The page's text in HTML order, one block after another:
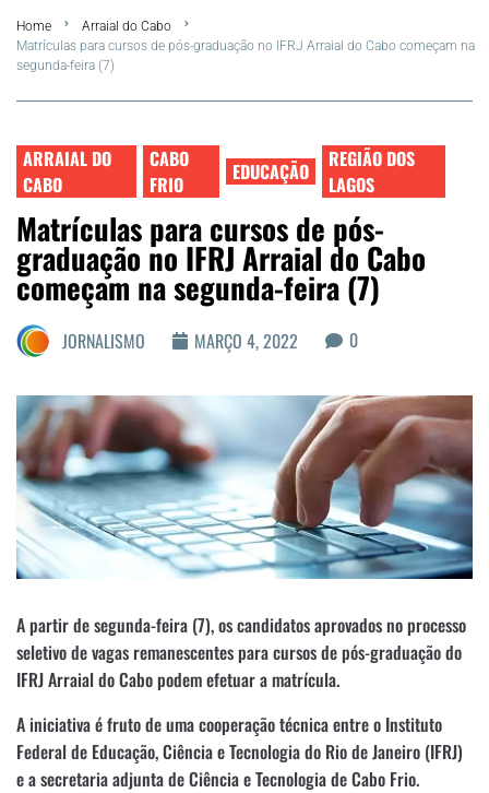
FLA Araru 2026
Araruama
Região dos Lagos
Agenda Cultural
Colunistas
Matérias Exclusivas
Home
Arraial do Cabo
Matrículas para cursos de pós-graduação no IFRJ Arraial do Cabo começam na
segunda-feira (7)
ARRAIAL DO
CABO
CABO
FRIO
EDUCAÇÃO
REGIÃO DOS
LAGOS
Matrículas para cursos de pós-
graduação no IFRJ Arraial do Cabo
começam na segunda-feira (7)
JORNALISMO MARÇO 4, 2022 0
A partir de segunda-feira (7), os candidatos aprovados no processo
seletivo de vagas remanescentes para cursos de pós-graduação do
IFRJ Arraial do Cabo podem efetuar a matrícula.
A iniciativa é fruto de uma cooperação técnica entre o Instituto
Federal de Educação, Ciência e Tecnologia do Rio de Janeiro (IFRJ)
e a secretaria adjunta de Ciência e Tecnologia de Cabo Frio.